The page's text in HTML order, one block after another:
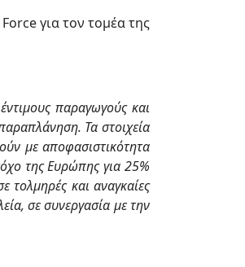
για τον τομέα της
παραγωγούς και
παραπλάνηση. Τα στοιχεία
με αποφασιστικότητα
της Ευρώπης για 25%
τολμηρές και αναγκαίες
σεσυνεργασία με την